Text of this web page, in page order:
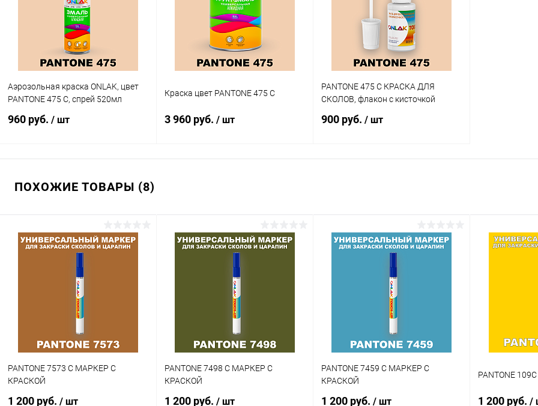
Аэрозольная краска ONLAK, цвет
PANTONE 475 C, спрей 520мл
960 руб. / шт
Цвет:
Краска цвет PANTONE 475 C
3 960 руб. / шт
Цвет:
полуматовая
PANTONE 475 C КРАСКА ДЛЯ
СКОЛОВ, флакон с кисточкой
900 руб. / шт
Цвет:
матовая
ПОХОЖИЕ ТОВАРЫ (8)
PANTONE 7573 C МАРКЕР С
КРАСКОЙ
1 200 руб. / шт
PANTONE 7498 C МАРКЕР С
КРАСКОЙ
1 200 руб. / шт
PANTONE 7459 C МАРКЕР С
КРАСКОЙ
1 200 руб. / шт
PANTONE
1 200 руб. /